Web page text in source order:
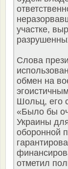
участке,
Слова
обмен на
Шольц, его
«Было бы
Украины
оборонной
отметил